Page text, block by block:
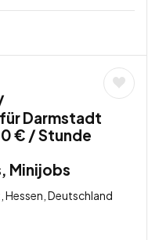
Darmstadt
€ / Stunde
Minijobs
Deutschland